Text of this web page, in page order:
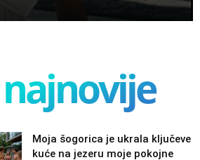
najnovije
Moja šogorica je ukrala ključeve
kuće na jezeru moje pokojne